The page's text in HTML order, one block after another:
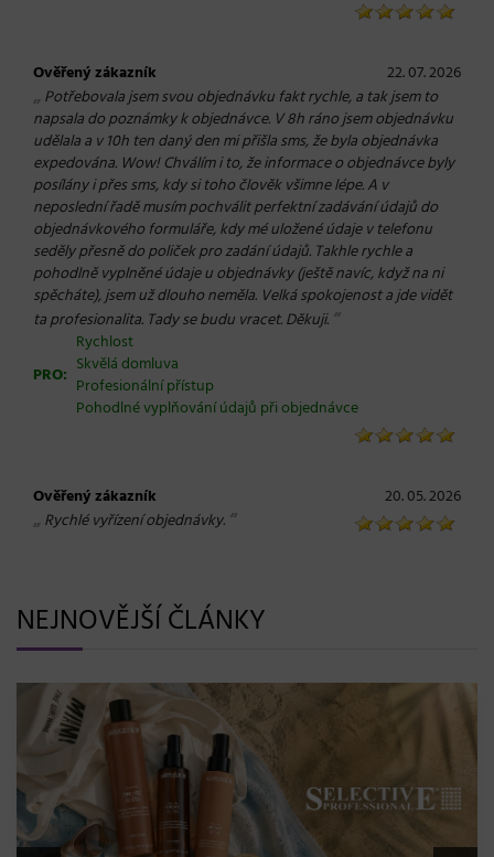
Ověřený zákazník 22. 07. 2026
„ Potřebovala jsem svou objednávku fakt rychle, a tak jsem to
napsala do poznámky k objednávce. V 8h ráno jsem objednávku
udělala a v 10h ten daný den mi přišla sms, že byla objednávka
expedována. Wow! Chválím i to, že informace o objednávce byly
posílány i přes sms, kdy si toho člověk všimne lépe. A v
neposlední řadě musím pochválit perfektní zadávání údajů do
objednávkového formuláře, kdy mé uložené údaje v telefonu
seděly přesně do poliček pro zadání údajů. Takhle rychle a
pohodlně vyplněné údaje u objednávky (ještě navíc, když na ni
spěcháte), jsem už dlouho neměla. Velká spokojenost a jde vidět
ta profesionalita. Tady se budu vracet. Děkuji. “
PRO:
Rychlost
Skvělá domluva
Profesionální přístup
Pohodlné vyplňování údajů při objednávce
Ověřený zákazník 20. 05. 2026
„ Rychlé vyřízení objednávky. “
NEJNOVĚJŠÍ ČLÁNKY
BLONDME přichází s novou érou blond: lesk, glow efekt
a maximální péče bez kompromisů
08. 06. 2026